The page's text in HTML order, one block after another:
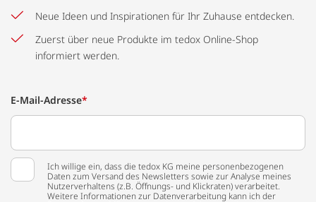
Neue Ideen und Inspirationen für Ihr Zuhause entdecken.
Zuerst über neue Produkte im tedox Online-Shop
informiert werden.
E-Mail-Adresse*
Ich willige ein, dass die tedox KG meine personenbezogenen
Daten zum Versand des Newsletters sowie zur Analyse meines
Nutzerverhaltens (z.B. Öffnungs- und Klickraten) verarbeitet.
Weitere Informationen zur Datenverarbeitung kann ich der